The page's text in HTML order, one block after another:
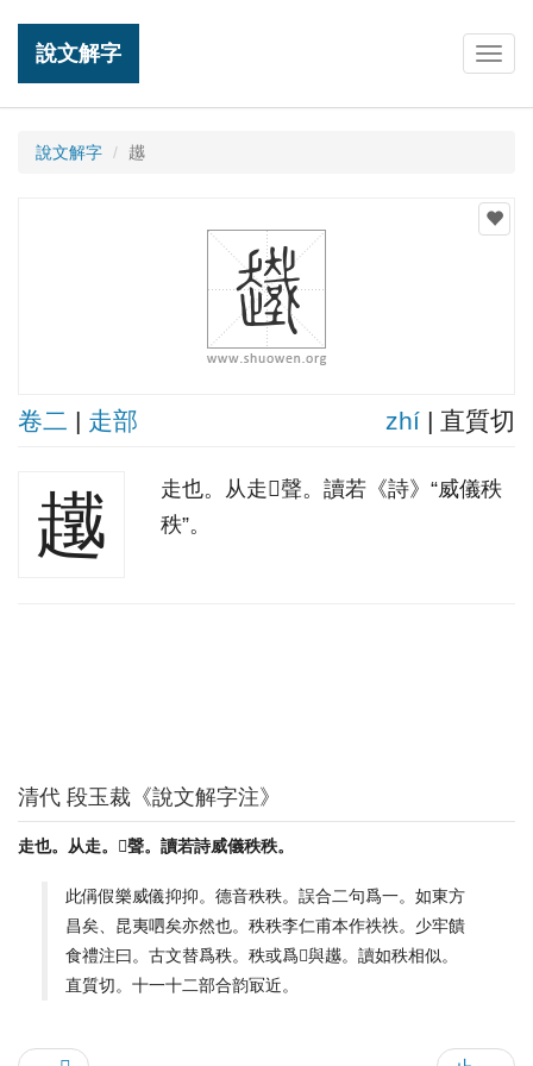
說文解字
說文解字 䟈
卷二 | 走部 zhí | 直質切
䟈
走也。从走𢧜聲。讀若《詩》“威儀秩
秩”。
清代 段玉裁《說文解字注》
走也。从走。𢧜聲。讀若詩威儀秩秩。
此偁假樂威儀抑抑。德音秩秩。誤合二句爲一。如東方
昌矣、昆夷呬矣亦然也。秩秩李仁甫本作祑祑。少牢饋
食禮注曰。古文替爲秩。秩或爲𢧜與䟈。讀如秩相似。
直質切。十一十二部合韵冣近。